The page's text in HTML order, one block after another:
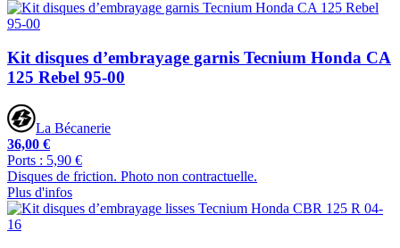
Kit disques d’embrayage garnis Tecnium Honda CA
125 Rebel 95-00
La Bécanerie
36,00 €
Ports : 5,90 €
Disques de friction. Photo non contractuelle.
Plus d'infos